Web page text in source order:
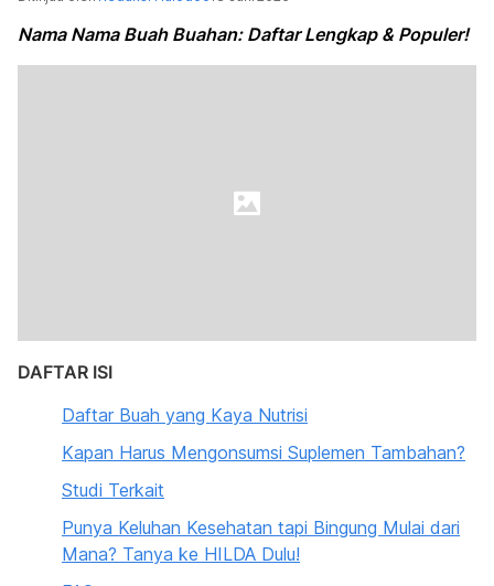
Nama Nama Buah Buahan: Daftar Lengkap & Populer!
DAFTAR ISI
Daftar Buah yang Kaya Nutrisi
Kapan Harus Mengonsumsi Suplemen Tambahan?
Studi Terkait
Punya Keluhan Kesehatan tapi Bingung Mulai dari
Mana? Tanya ke HILDA Dulu!